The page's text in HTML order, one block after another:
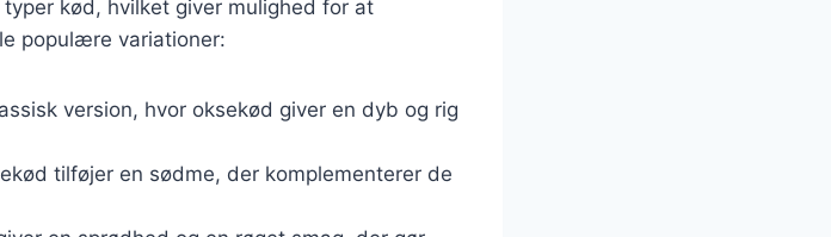
kød, hvilket giver mulighed for at
populære variationer:
version, hvor oksekød giver en dyb og rig
tilføjer en sødme, der komplementerer de